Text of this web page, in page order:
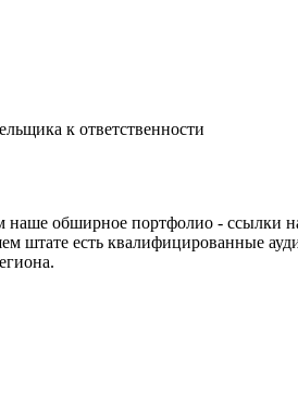
к ответственности
обширное портфолио - ссылки
штате есть квалифицированные